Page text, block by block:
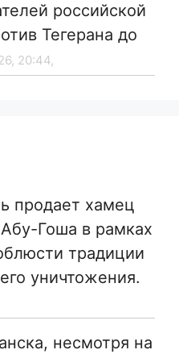
российской
Тегерана до
20:44,
продает хамец
Гоша в рамках
традиции
уничтожения.
несмотря на